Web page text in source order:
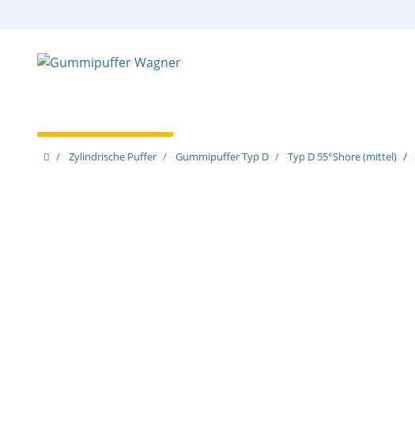
Zylindrische Puffer Gummipuffer Typ D Typ D 55°Shore (mittel)